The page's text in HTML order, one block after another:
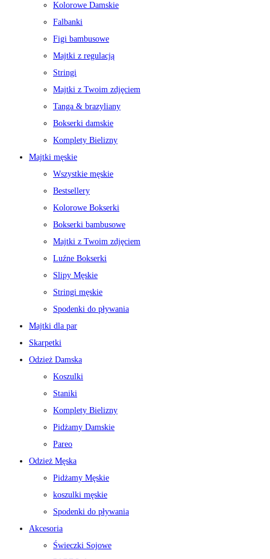
Kolorowe Damskie
Falbanki
Figi bambusowe
Majtki z regulacją
Stringi
Majtki z Twoim zdjęciem
Tanga & brazyliany
Bokserki damskie
Komplety Bielizny
Majtki męskie
Wszystkie męskie
Bestsellery
Kolorowe Bokserki
Bokserki bambusowe
Majtki z Twoim zdjęciem
Luźne Bokserki
Slipy Męskie
Stringi męskie
Spodenki do pływania
Majtki dla par
Skarpetki
Odzież Damska
Koszulki
Staniki
Komplety Bielizny
Pidżamy Damskie
Pareo
Odzież Męska
Pidżamy Męskie
koszulki męskie
Spodenki do pływania
Akcesoria
Świeczki Sojowe